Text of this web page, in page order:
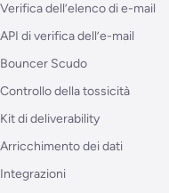
Verifica dell’elenco di e-mail
API di verifica dell’e-mail
Bouncer Scudo
Controllo della tossicità
Kit di deliverability
Arricchimento dei dati
Integrazioni